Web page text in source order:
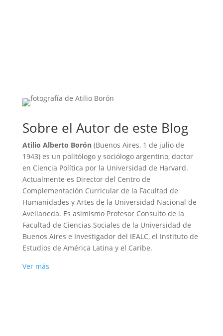
Sobre el Autor de este Blog
Atilio Alberto Borón(Buenos Aires, 1 de julio de
1943) es un politólogo y sociólogo argentino, doctor
en Ciencia Política por la Universidad de Harvard.
Actualmente es Director del Centro de
Complementación Curricular de la Facultad de
Humanidades y Artes de la Universidad Nacional de
Avellaneda. Es asimismo Profesor Consulto de la
Facultad de Ciencias Sociales de la Universidad de
Buenos Aires e Investigador del IEALC, el Instituto de
Estudios de América Latina y el Caribe.
Ver más